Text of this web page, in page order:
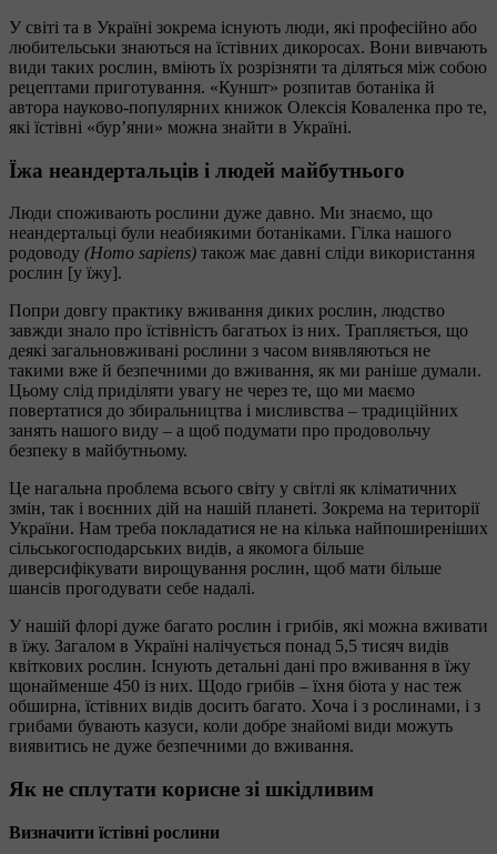
У світі та в Україні зокрема існують люди, які професійно або
любительськи знаються на їстівних дикоросах. Вони вивчають
види таких рослин, вміють їх розрізняти та діляться між собою
рецептами приготування. «Куншт» розпитав ботаніка й
автора науково-популярних книжок Олексія Коваленка про те,
які їстівні «бур’яни» можна знайти в Україні.
Їжа неандертальців і людей майбутнього
Люди споживають рослини дуже давно. Ми знаємо, що
неандертальці були неабиякими ботаніками. Гілка нашого
родоводу (Homo sapiens) також має давні сліди використання
рослин [у їжу].
Попри довгу практику вживання диких рослин, людство
завжди знало про їстівність багатьох із них. Трапляється, що
деякі загальновживані рослини з часом виявляються не
такими вже й безпечними до вживання, як ми раніше думали.
Цьому слід приділяти увагу не через те, що ми маємо
повертатися до збиральництва і мисливства – традиційних
занять нашого виду – а щоб подумати про продовольчу
безпеку в майбутньому.
Це нагальна проблема всього світу у світлі як кліматичних
змін, так і воєнних дій на нашій планеті. Зокрема на території
України. Нам треба покладатися не на кілька найпоширеніших
сільськогосподарських видів, а якомога більше
диверсифікувати вирощування рослин, щоб мати більше
шансів прогодувати себе надалі.
У нашій флорі дуже багато рослин і грибів, які можна вживати
в їжу. Загалом в Україні налічується понад 5,5 тисяч видів
квіткових рослин. Існують детальні дані про вживання в їжу
щонайменше 450 із них. Щодо грибів – їхня біота у нас теж
обширна, їстівних видів досить багато. Хоча і з рослинами, і з
грибами бувають казуси, коли добре знайомі види можуть
виявитись не дуже безпечними до вживання.
Як не сплутати корисне зі шкідливим
Визначити їстівні рослини